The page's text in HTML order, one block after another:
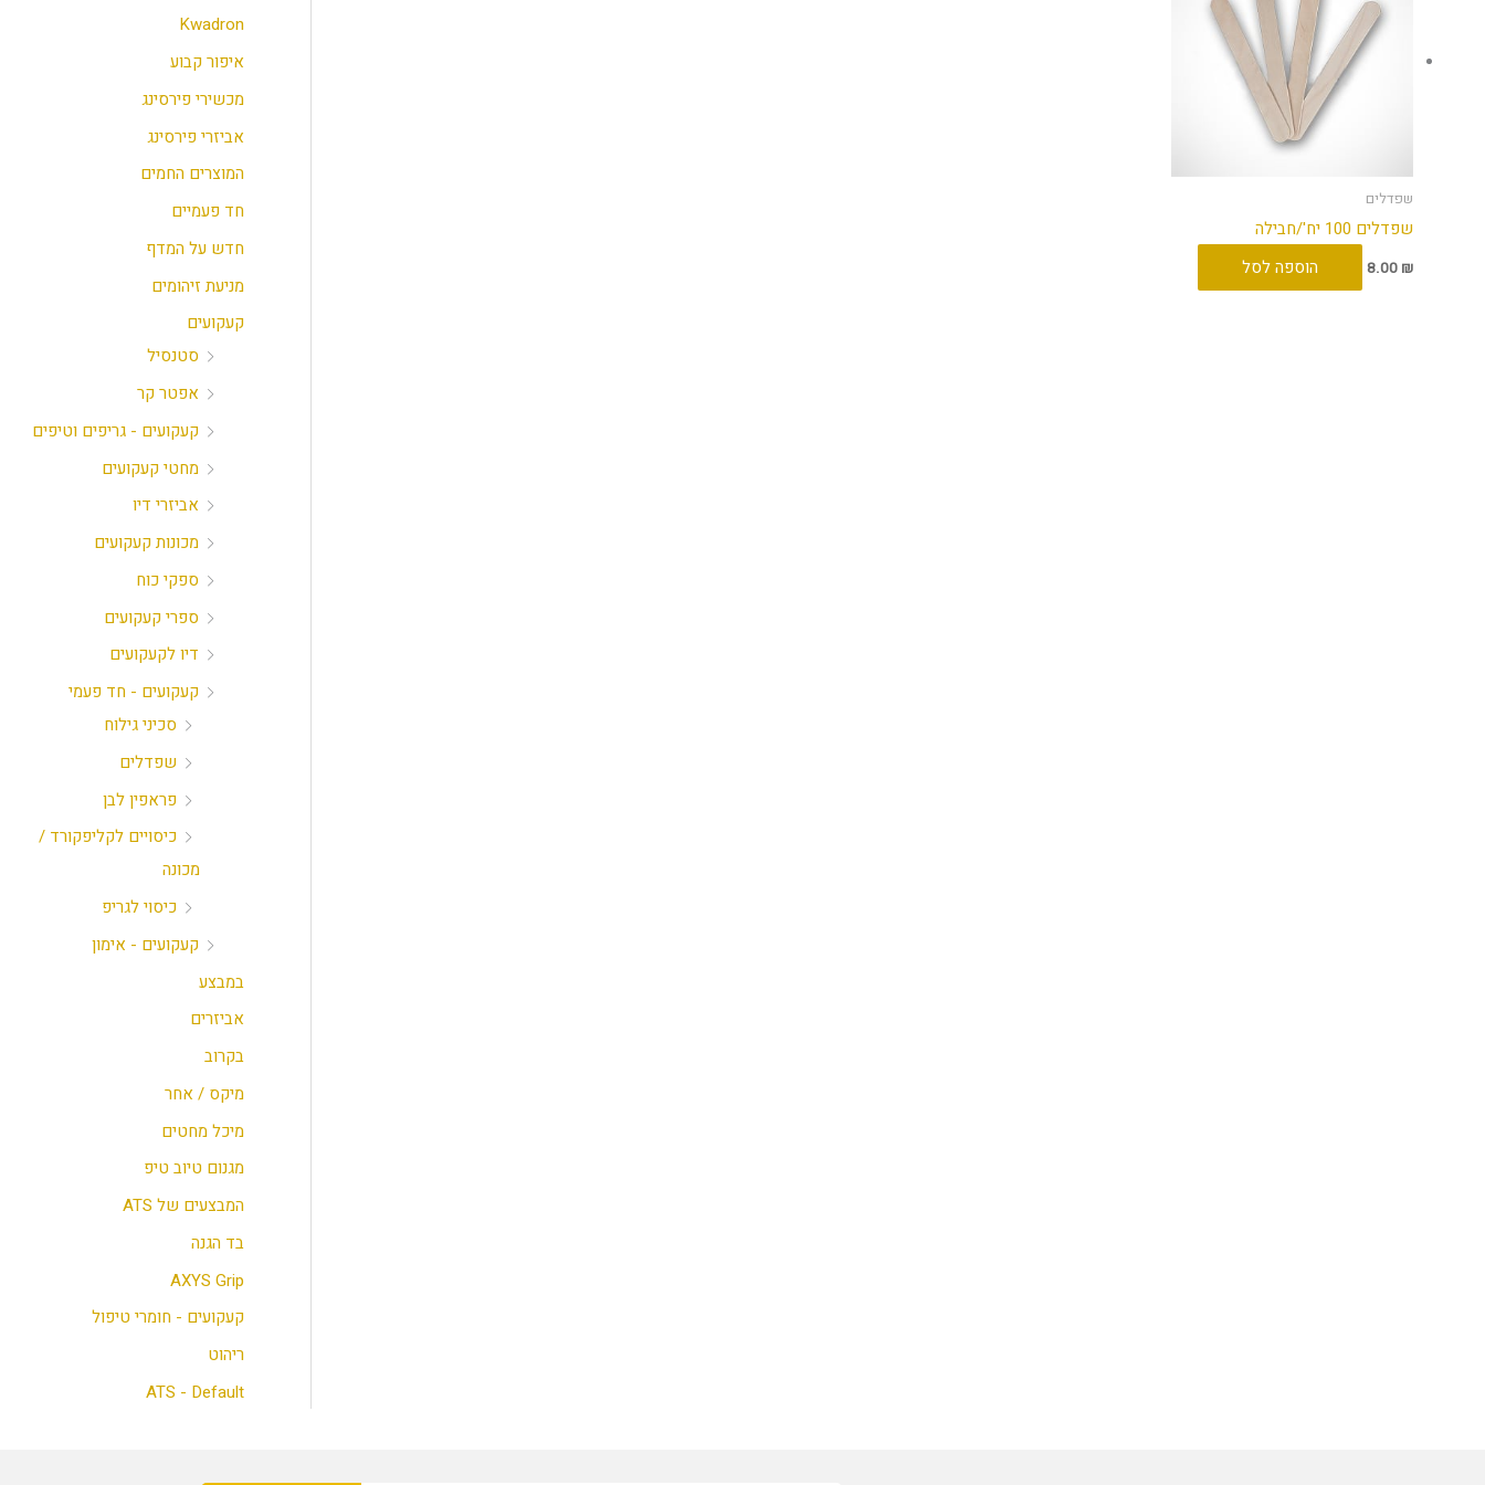
שפדלים
שפדלים 100 יח'/חבילה
8.00 ₪ הוספה לסל
מ
ל
י
מ
ל
י
Kwadron
איפור קבוע
מכשירי פירסינג
אביזרי פירסינג
המוצרים החמים
חד פעמיים
חדש על המדף
מניעת זיהומים
קעקועים
סטנסיל
אפטר קר
קעקועים - גריפים וטיפים
מחטי קעקועים
אביזרי דיו
מכונות קעקועים
ספקי כוח
ספרי קעקועים
דיו לקעקועים
קעקועים - חד פעמי
סכיני גילוח
שפדלים
פראפין לבן
כיסויים לקליפקורד /
מכונה
כיסוי לגריפ
קעקועים - אימון
במבצע
אביזרים
בקרוב
מיקס / אחר
מיכל מחטים
מגנום טיוב טיפ
המבצעים של ATS
בד הגנה
AXYS Grip
קעקועים - חומרי טיפול
ריהוט
ATS - Default